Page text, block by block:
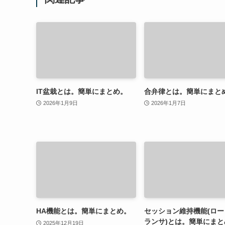
IT盆栽とは。簡単にまとめ。
2026年1月9日
合弁律とは。簡単にまと
2026年1月7日
HA機能とは。簡単にまとめ。
2025年12月19日
セッション維持機能(ロ
ランサ)とは。簡単にま